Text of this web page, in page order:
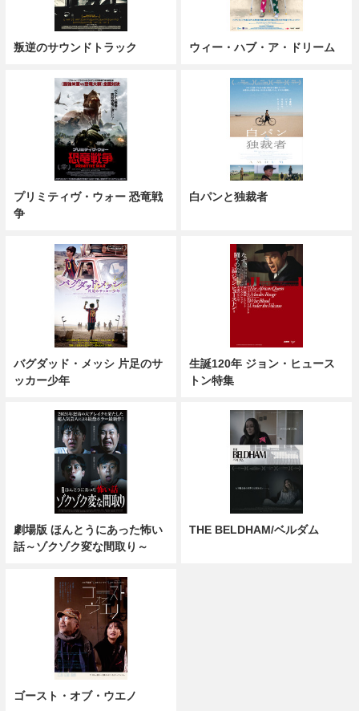
叛逆のサウンドトラック ウィー・ハブ・ア・ドリーム
プリミティヴ・ウォー 恐竜戦
争
白パンと独裁者
バグダッド・メッシ 片足のサ
ッカー少年
生誕120年 ジョン・ヒュース
トン特集
劇場版 ほんとうにあった怖い
話～ゾクゾク変な間取り～
THE BELDHAM/ベルダム
ゴースト・オブ・ウエノ